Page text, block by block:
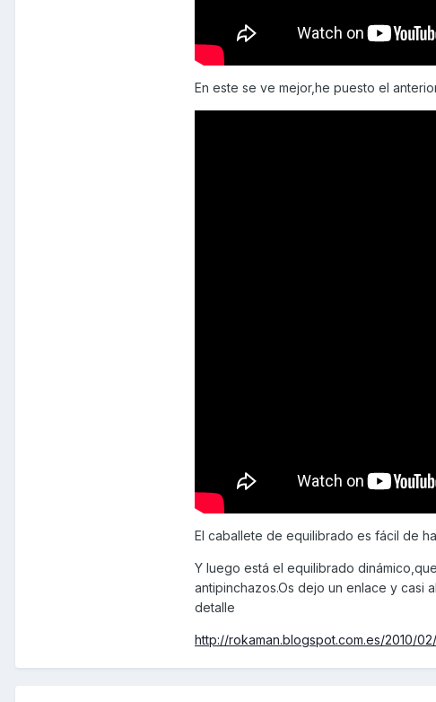
En este se ve mejor,he puesto el
El caballete de equilibrado es fácil de
Y luego está el equilibrado
antipinchazos.Os dejo un enlace y casi
detalle
http://rokaman.blogspot.com.es/2010/